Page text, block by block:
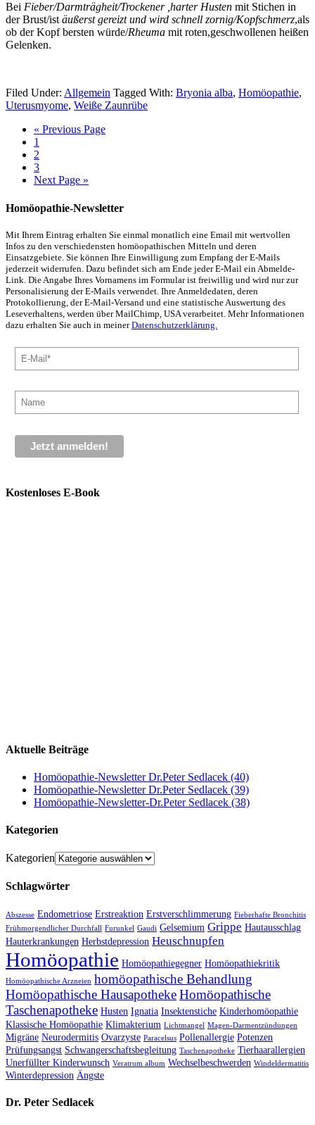
Bei Fieber/Darmträgheit/Trockener ,harter Husten mit Stichen in
der Brust/ist äußerst gereizt und wird schnell zornig/Kopfschmerz,als
ob der Kopf bersten würde/Rheuma mit roten,geschwollenen heißen
Gelenken.
Filed Under: Allgemein Tagged With: Bryonia alba, Homöopathie,
Uterusmyome, Weiße Zaunrübe
« Previous Page
1
2
3
Next Page »
Homöopathie-Newsletter
Mit Ihrem Eintrag erhalten Sie einmal monatlich eine Email mit wertvollen
Infos zu den verschiedensten homöopathischen Mitteln und deren
Einsatzgebiete. Sie können Ihre Einwilligung zum Empfang der E-Mails
jederzeit widerrufen. Dazu befindet sich am Ende jeder E-Mail ein Abmelde-
Link. Die Angabe Ihres Vornamens im Formular ist freiwillig und wird nur zur
Personalisierung der E-Mails verwendet. Ihre Anmeldedaten, deren
Protokollierung, der E-Mail-Versand und eine statistische Auswertung des
Leseverhaltens, werden über MailChimp, USA verarbeitet. Mehr Informationen
dazu erhalten Sie auch in meinerDatenschutzerklärung.
Kostenloses E-Book
Aktuelle Beiträge
Homöopathie-Newsletter Dr.Peter Sedlacek (40)
Homöopathie-Newsletter Dr.Peter Sedlacek (39)
Homöopathie-Newsletter-Dr.Peter Sedlacek (38)
Kategorien
Kategorien
Schlagwörter
Abszesse Endometriose Erstreaktion Erstverschlimmerung Fieberhafte Bronchitis
Frühmorgendlicher Durchfall Furunkel Gaudi Gelsemium Grippe Hautausschlag
Hauterkrankungen Herbstdepression Heuschnupfen
Homöopathie Homöopathiegegner Homöopathiekritik
Homöopathische Arzneien homöopathische Behandlung
Homöopathische HausapothekeHomöopathische
Taschenapotheke Husten Ignatia Insektenstiche Kinderhomöopathie
Klassische Homöopathie Klimakterium Lichtmangel Magen-Darmentzündungen
Migräne Neurodermitis Ovarzyste Paracelsus Pollenallergie Potenzen
Prüfungsangst Schwangerschaftsbegleitung Taschenapotheke Tierhaarallergien
Unerfüllter Kinderwunsch Veratrum album Wechselbeschwerden Windeldermatitis
Winterdepression Ängste
Dr. Peter Sedlacek